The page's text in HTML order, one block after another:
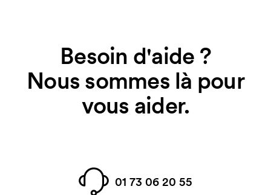
Besoin d'aide ?
Nous sommes là pour
vous aider.
01 73 06 20 55